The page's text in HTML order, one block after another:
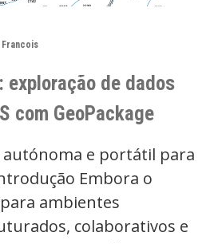
exploração de dados
com GeoPackage
autónoma e portátil para
Embora o
ambientes
colaborativos e